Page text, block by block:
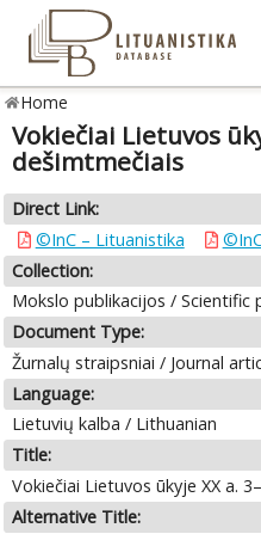
Home
Vokiečiai Lietuvos
dešimtmečiais
Direct Link:
©InC – Lituanistika
Collection:
Mokslo publikacijos / Scientific
Document Type:
Žurnalų straipsniai / Journal
Language:
Lietuvių kalba / Lithuanian
Title:
Vokiečiai Lietuvos ūkyje XX a.
Alternative Title: